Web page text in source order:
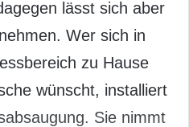
lässt sich aber
Wer sich in
zu Hause
wünscht, installiert
Sie nimmt